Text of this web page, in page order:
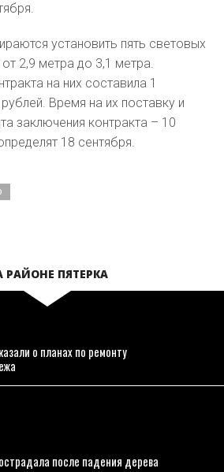
установить пять световых
2,9 метра до 3,1 метра.
на них составила 1
Время на их поставку и
заключения контракта – 10
18 сентября.
РАЙОНЕ ПЯТЕРКА
о планах по ремонту
после падения дерева